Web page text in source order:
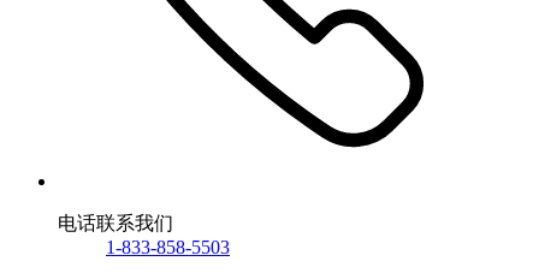
电话联系我们
1-833-858-5503